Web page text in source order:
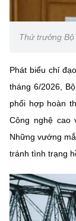
Thứ trưởng Bộ
Phát biểu chỉ
tháng 6/2026,
phối hợp hoàn
Công nghệ cao
Những vướng
tránh tình trạng